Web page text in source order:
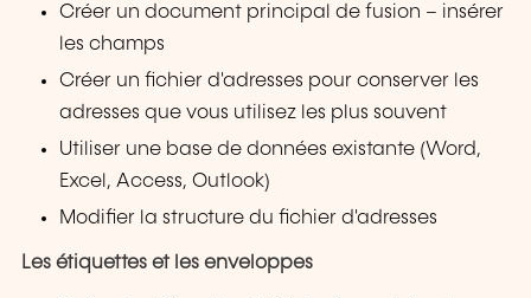
Créer un document principal de fusion – insérer
les champs
Créer un fichier d'adresses pour conserver les
adresses que vous utilisez les plus souvent
Utiliser une base de données existante (Word,
Excel, Access, Outlook)
Modifier la structure du fichier d'adresses
Les étiquettes et les enveloppes